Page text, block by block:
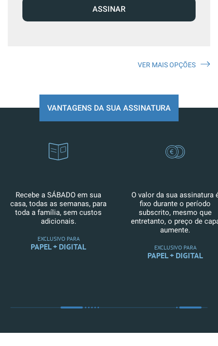
ASSINAR
VER MAIS OPÇÕES
VANTAGENS DA SUA ASSINATURA
Recebe a SÁBADO em sua
casa, todas as semanas, para
toda a família, sem custos
adicionais.
EXCLUSIVO PARA
PAPEL + DIGITAL
O valor da sua assinatura
fixo durante o período
subscrito, mesmo que
entretanto, o preço de
aumente.
EXCLUSIVO PARA
PAPEL + DIGITAL